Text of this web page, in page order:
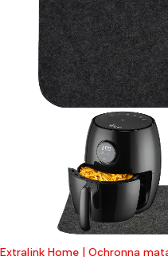
Extralink Home | Ochronna